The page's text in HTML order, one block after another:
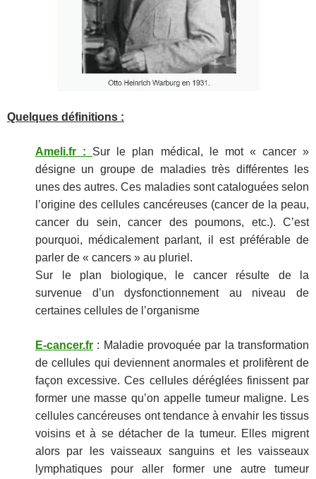
Quelques définitions :
Ameli.fr : Sur le plan médical, le mot « cancer »
désigne un groupe de maladies très différentes les
unes des autres. Ces maladies sont cataloguées selon
l’origine des cellules cancéreuses (cancer de la peau,
cancer du sein, cancer des poumons, etc.). C’est
pourquoi, médicalement parlant, il est préférable de
parler de « cancers » au pluriel.
Sur le plan biologique, le cancer résulte de la
survenue d’un dysfonctionnement au niveau de
certaines cellules de l’organisme
E-cancer.fr : Maladie provoquée par la transformation
de cellules qui deviennent anormales et prolifèrent de
façon excessive. Ces cellules déréglées finissent par
former une masse qu’on appelle tumeur maligne. Les
cellules cancéreuses ont tendance à envahir les tissus
voisins et à se détacher de la tumeur. Elles migrent
alors par les vaisseaux sanguins et les vaisseaux
lymphatiques pour aller former une autre tumeur